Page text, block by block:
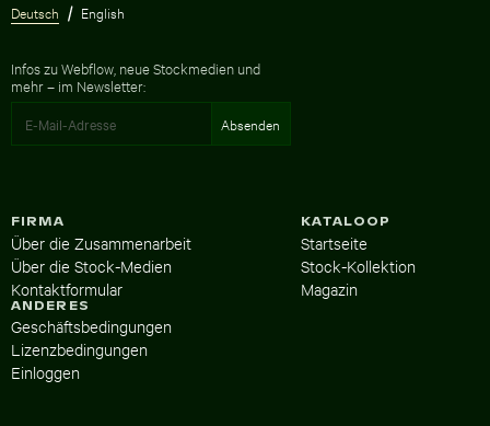
Deutsch English
Infos zu Webflow, neue Stockmedien und
mehr – im Newsletter:
KATALOOP
Startseite
Stock-Kollektion
Magazin
FIRMA
Über die Zusammenarbeit
Über die Stock-Medien
Kontaktformular
ANDERES
Geschäftsbedingungen
Lizenzbedingungen
Einloggen